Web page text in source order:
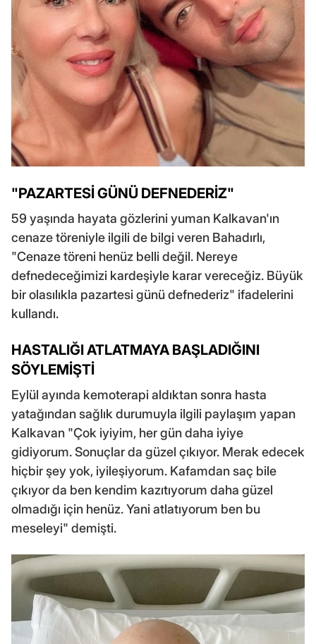
"PAZARTESİ GÜNÜ DEFNEDERİZ"
59 yaşında hayata gözlerini yuman Kalkavan'ın
cenaze töreniyle ilgili de bilgi veren Bahadırlı,
"Cenaze töreni henüz belli değil. Nereye
defnedeceğimizi kardeşiyle karar vereceğiz. Büyük
bir olasılıkla pazartesi günü defnederiz" ifadelerini
kullandı.
HASTALIĞI ATLATMAYA BAŞLADIĞINI
SÖYLEMİŞTİ
Eylül ayında kemoterapi aldıktan sonra hasta
yatağından sağlık durumuyla ilgili paylaşım yapan
Kalkavan "Çok iyiyim, her gün daha iyiye
gidiyorum. Sonuçlar da güzel çıkıyor. Merak edecek
hiçbir şey yok, iyileşiyorum. Kafamdan saç bile
çıkıyor da ben kendim kazıtıyorum daha güzel
olmadığı için henüz. Yani atlatıyorum ben bu
meseleyi" demişti.